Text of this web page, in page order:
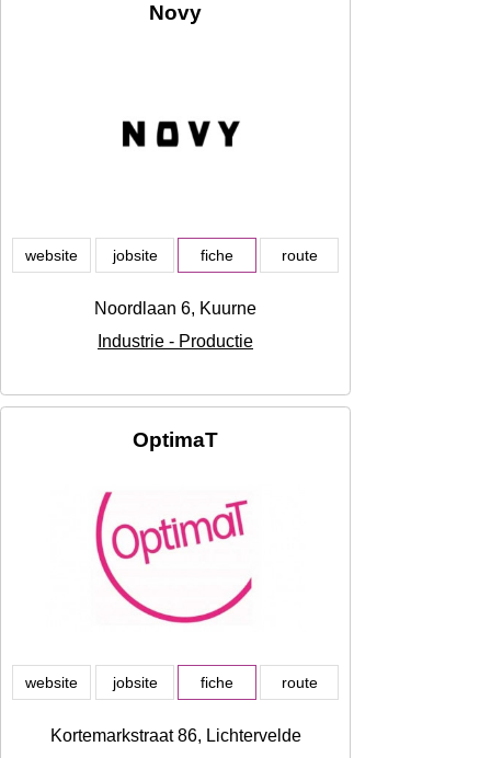
Novy
website jobsite fiche route
Noordlaan 6, Kuurne
Industrie - Productie
OptimaT
website jobsite fiche route
Kortemarkstraat 86, Lichtervelde